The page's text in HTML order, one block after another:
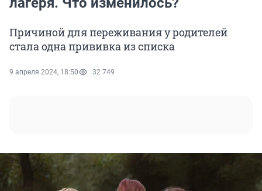
Причиной для переживания у родителей
стала одна прививка из списка
9 апреля 2024, 18:50 32 749